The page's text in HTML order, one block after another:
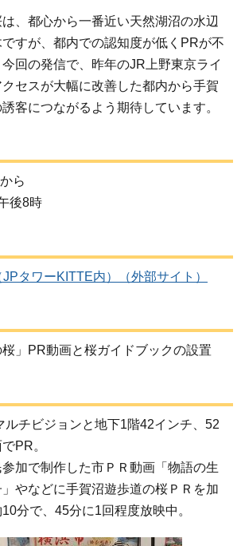
、都心から一番近い天然湖沼の水辺
すが、都内での認知度が低くPRが不
回の発信で、昨年のJR上野東京ライ
セスが大幅に改善した都内から手賀
客につながるよう期待しています。
ら
後8時
タワーKITTE内）（外部サイト）
桜」PR動画と桜ガイドブックの設置
ルチビジョンと地下1階42インチ、52
PR。
加で制作した市ＰＲ動画「物語の生
やなどに手賀沼遊歩道の桜ＰＲを加
分で、45分に1回程度放映中。